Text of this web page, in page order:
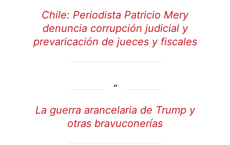
Chile: Periodista Patricio Mery
denuncia corrupción judicial y
prevaricación de jueces y fiscales
La guerra arancelaria de Trump y
otras bravuconerías